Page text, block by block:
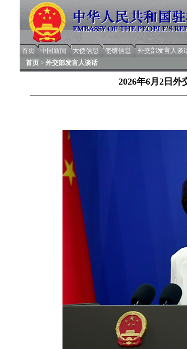
首页 中国新闻 大使信息 使馆信息 外交部发言人谈
首页 > 外交部发言人谈话
2026年6月2日